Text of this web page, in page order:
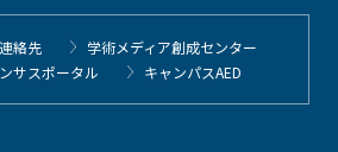
絡先
学術メディア創成センター
サスポータル
キャンパスAED